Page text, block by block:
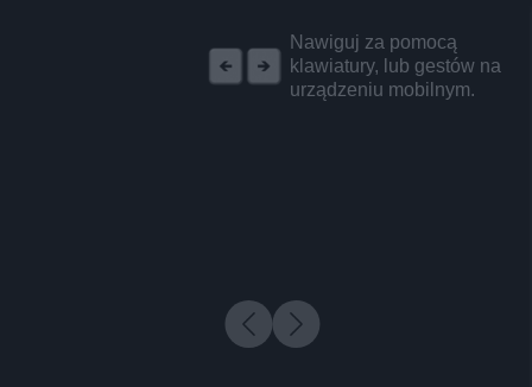
Nawiguj za pomocą
klawiatury, lub gestów na
urządzeniu mobilnym.